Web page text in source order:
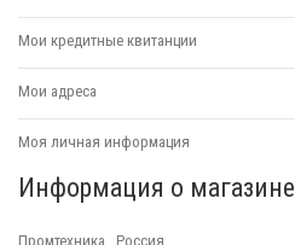
Мои кредитные квитанции
Мои адреса
Моя личная информация
Информация о магазине
Промтехника , Россия